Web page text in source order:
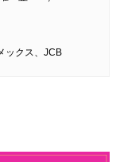
ックス、JCB